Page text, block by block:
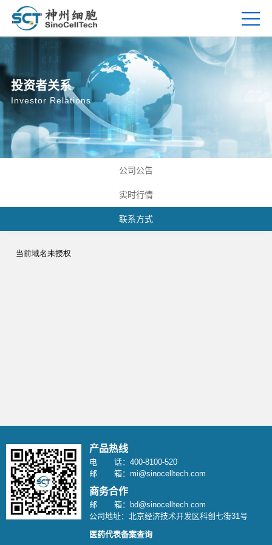
投资者关系
Investor Relations
公司公告
实时行情
联系方式
产品热线
电 话：400-8100-520
邮 箱：mi@sinocelltech.com
商务合作
邮 箱：bd@sinocelltech.com
公司地址：北京经济技术开发区科创七街31号
医药代表备案查询